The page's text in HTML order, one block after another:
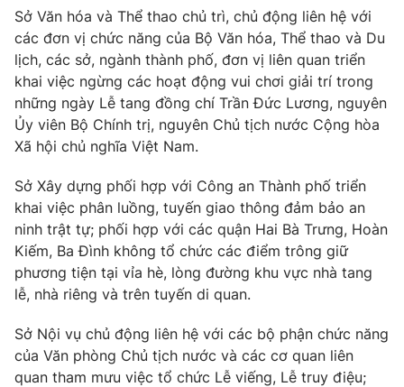
Sản phẩm
Thị trường
Tư vấn
Lịch phát sóng
Chuyên mục khác
Emagazine
Photo Infographic
Video Shorts video
VTV Money VTV Thể thao
VTV Sức khoẻ Bất động sản
Sở Văn hóa và Thể thao chủ trì, chủ động liên hệ với
các đơn vị chức năng của Bộ Văn hóa, Thể thao và Du
lịch, các sở, ngành thành phố, đơn vị liên quan triển
khai việc ngừng các hoạt động vui chơi giải trí trong
những ngày Lễ tang đồng chí Trần Đức Lương, nguyên
Ủy viên Bộ Chính trị, nguyên Chủ tịch nước Cộng hòa
Xã hội chủ nghĩa Việt Nam.
Sở Xây dựng phối hợp với Công an Thành phố triển
khai việc phân luồng, tuyến giao thông đảm bảo an
ninh trật tự; phối hợp với các quận Hai Bà Trưng, Hoàn
Kiếm, Ba Đình không tổ chức các điểm trông giữ
phương tiện tại vỉa hè, lòng đường khu vực nhà tang
lễ, nhà riêng và trên tuyến di quan.
Sở Nội vụ chủ động liên hệ với các bộ phận chức năng
của Văn phòng Chủ tịch nước và các cơ quan liên
quan tham mưu việc tổ chức Lễ viếng, Lễ truy điệu;